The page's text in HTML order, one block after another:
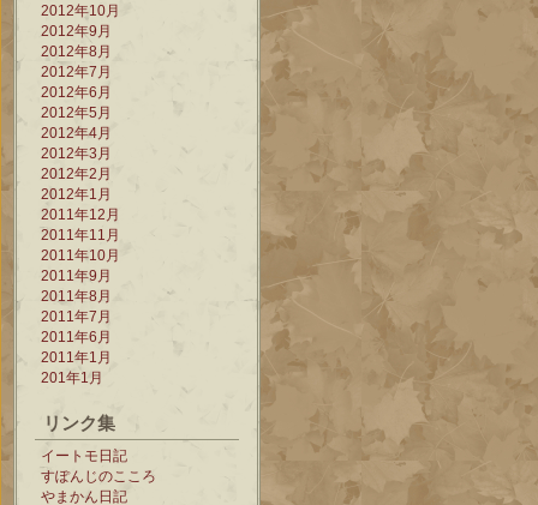
2012年10月
2012年9月
2012年8月
2012年7月
2012年6月
2012年5月
2012年4月
2012年3月
2012年2月
2012年1月
2011年12月
2011年11月
2011年10月
2011年9月
2011年8月
2011年7月
2011年6月
2011年1月
201年1月
リンク集
イートモ日記
すぽんじのこころ
やまかん日記